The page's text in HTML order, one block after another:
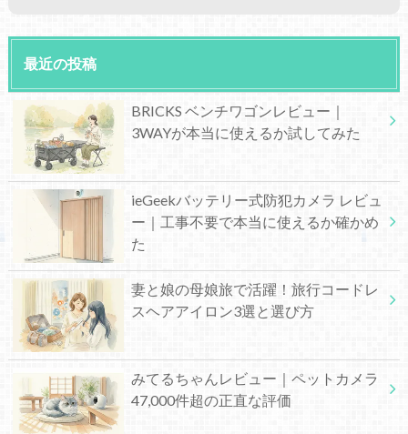
最近の投稿
BRICKS ベンチワゴンレビュー｜
3WAYが本当に使えるか試してみた
ieGeekバッテリー式防犯カメラ レビュ
ー｜工事不要で本当に使えるか確かめ
た
妻と娘の母娘旅で活躍！旅行コードレ
スヘアアイロン3選と選び方
みてるちゃんレビュー｜ペットカメラ
47,000件超の正直な評価